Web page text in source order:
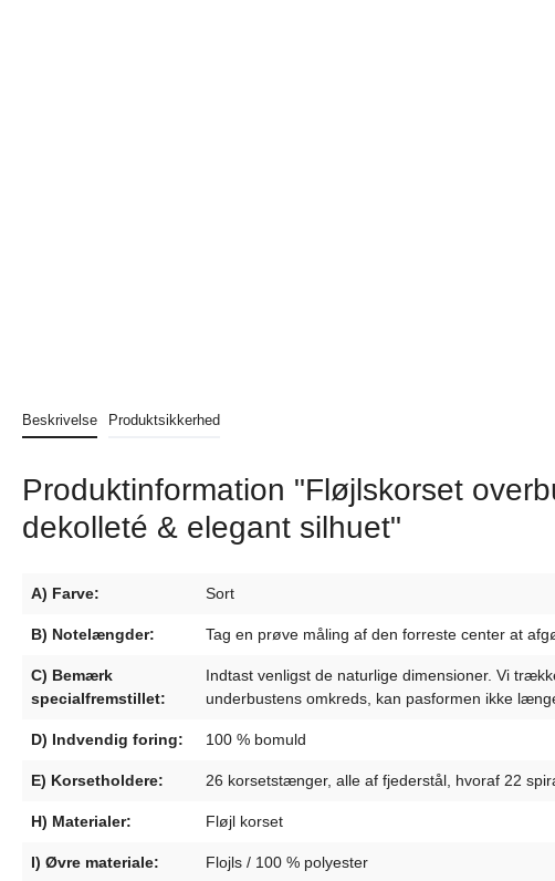
Beskrivelse Produktsikkerhed
Produktinformation "Fløjlskorset
dekolleté & elegant silhuet"
A) Farve: Sort
B) Notelængder: Tag en prøve måling af den forreste center at
C) Bemærk
specialfremstillet:
Indtast venligst de naturlige dimensioner. Vi
underbustens omkreds, kan pasformen ikke
D) Indvendig foring: 100 % bomuld
E) Korsetholdere: 26 korsetstænger, alle af fjederstål, hvoraf 22
H) Materialer: Fløjl korset
I) Øvre materiale: Flojls / 100 % polyester